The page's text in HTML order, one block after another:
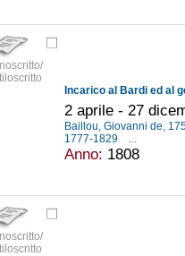
2 aprile - 27
Baillou, Giovanni de,
1777-1829
...
Anno: 1808